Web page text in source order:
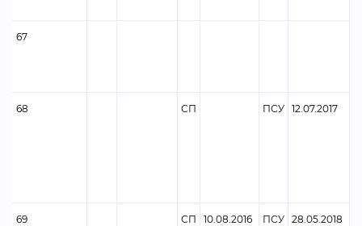
67
68 СП ПСУ 12.07.2017
69 СП 10.08.2016 ПСУ 28.05.2018